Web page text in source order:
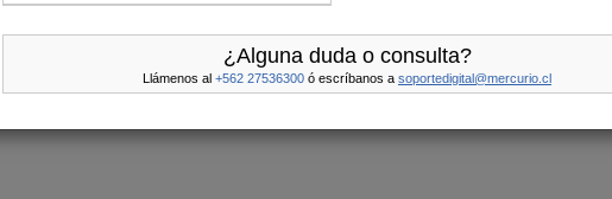
¿Alguna duda o consulta?
Llámenos al +562 27536300 ó escríbanos a soportedigital@mercurio.cl